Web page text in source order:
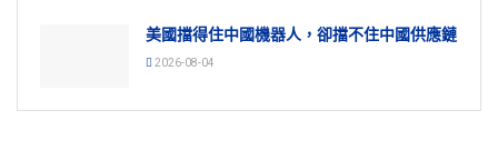
美國擋得住中國機器人，卻擋不住中國供應鏈
2026-08-04